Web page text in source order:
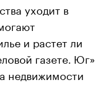
уходит в
и растет ли
газете. Юг»
недвижимости